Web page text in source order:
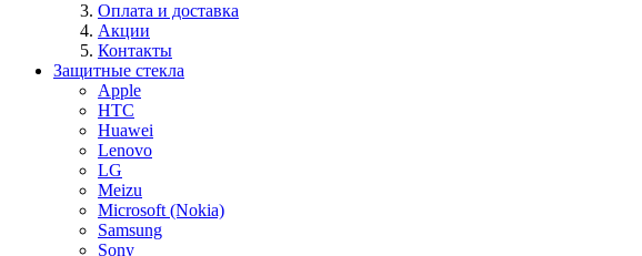
Оплата и доставка
Акции
Контакты
Защитные стекла
Apple
HTC
Huawei
Lenovo
LG
Meizu
Microsoft (Nokia)
Samsung
Sony